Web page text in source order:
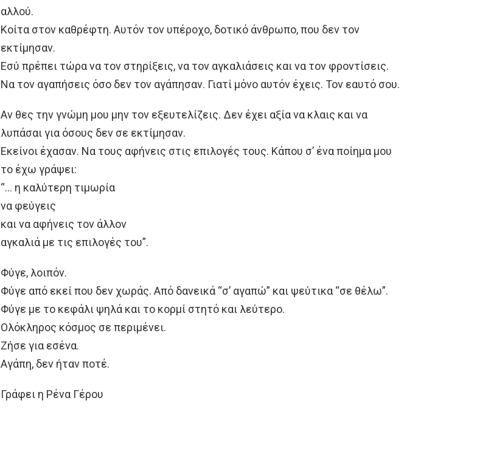
αλλού.
Κοίτα στον καθρέφτη. Αυτόν τον υπέροχο, δοτικό άνθρωπο, που δεν τον
εκτίμησαν.
Εσύ πρέπει τώρα να τον στηρίξεις, να τον αγκαλιάσεις και να τον φροντίσεις.
Να τον αγαπήσεις όσο δεν τον αγάπησαν. Γιατί μόνο αυτόν έχεις. Τον εαυτό σου.
Αν θες την γνώμη μου μην τον εξευτελίζεις. Δεν έχει αξία να κλαις και να
λυπάσαι για όσους δεν σε εκτίμησαν.
Εκείνοι έχασαν. Να τους αφήνεις στις επιλογές τους. Κάπου σ’ ένα ποίημα μου
το έχω γράψει:
“… η καλύτερη τιμωρία
να φεύγεις
και να αφήνεις τον άλλον
αγκαλιά με τις επιλογές του”.
Φύγε, λοιπόν.
Φύγε από εκεί που δεν χωράς. Από δανεικά “σ’ αγαπώ” και ψεύτικα “σε θέλω”.
Φύγε με το κεφάλι ψηλά και το κορμί στητό και λεύτερο.
Ολόκληρος κόσμος σε περιμένει.
Ζήσε για εσένα.
Αγάπη, δεν ήταν ποτέ.
Γράφει η Ρένα Γέρου